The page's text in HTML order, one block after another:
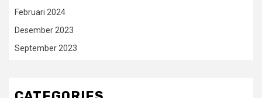
Februari 2024
Desember 2023
September 2023